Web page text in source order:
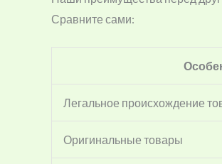
Сравните сами:
Легальное происхождение
Оригинальные товары